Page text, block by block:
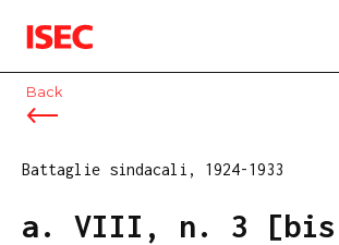
ISEC
Back
Battaglie sindacali, 1924-1933
a. VIII, n. 3